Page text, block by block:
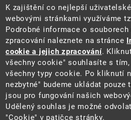
Pro média a veřejnost
Povinně zveřejňované informace
Kontakty
Přistupnost budovy úřadu MŽP
(PDF,
Web
Aktuality
Ochrana osobních údajů
Prohlášení o přístupnosti
Zásady používání cookies
Mapa webu
K zajištění co nejlepší
webovými stránkami využíváme
Podrobné informace o
zpracování naleznete na stránce
cookie a jejich zpracování.
všechny cookie" souhlasíte s tím,
všechny typy cookie. Po kliknutí
nezbytné" budeme ukládat
jsou pro fungování našich
Udělený souhlas je možné
"Cookie" v patičce stránky.